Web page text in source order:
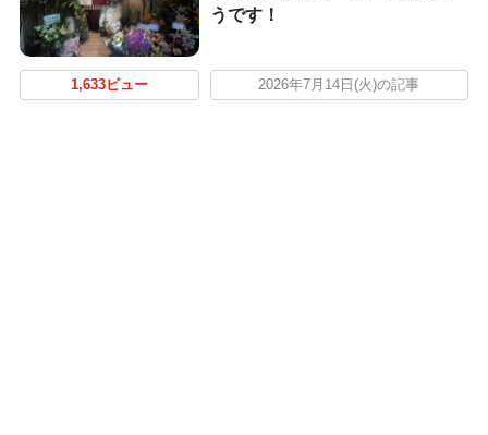
うです！
1,633ビュー 2026年7月14日(火)の記事